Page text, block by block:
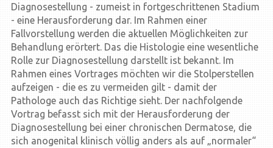
Diagnosestellung - zumeist in fortgeschrittenen Stadium
- eine Herausforderung dar. Im Rahmen einer
Fallvorstellung werden die aktuellen Möglichkeiten zur
Behandlung erörtert. Das die Histologie eine wesentliche
Rolle zur Diagnosestellung darstellt ist bekannt. Im
Rahmen eines Vortrages möchten wir die Stolperstellen
aufzeigen - die es zu vermeiden gilt - damit der
Pathologe auch das Richtige sieht. Der nachfolgende
Vortrag befasst sich mit der Herausforderung der
Diagnosestellung bei einer chronischen Dermatose, die
sich anogenital klinisch völlig anders als auf „normaler“